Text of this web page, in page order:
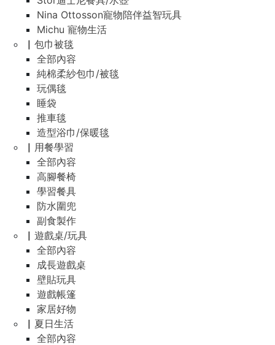
Nina Ottosson寵物陪伴益智玩具
Michu 寵物生活
▏包巾被毯
全部內容
純棉柔紗包巾/被毯
玩偶毯
睡袋
推車毯
造型浴巾/保暖毯
▏用餐學習
全部內容
高腳餐椅
學習餐具
防水圍兜
副食製作
▏遊戲桌/玩具
全部內容
成長遊戲桌
壁貼玩具
遊戲帳篷
家居好物
▏夏日生活
全部內容